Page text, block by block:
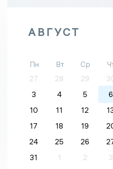
АВГУСТ
Пн Вт Ср
27
28 29
3
4 5 6
10
11 12
17
18 19
24
25 26
31
1 2 3